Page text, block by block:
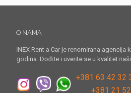
O NAMA
INEX Rent a Car je renomirana
godina. Dođite i uverite se u kvalitet
+381 63 42 32
+381 21